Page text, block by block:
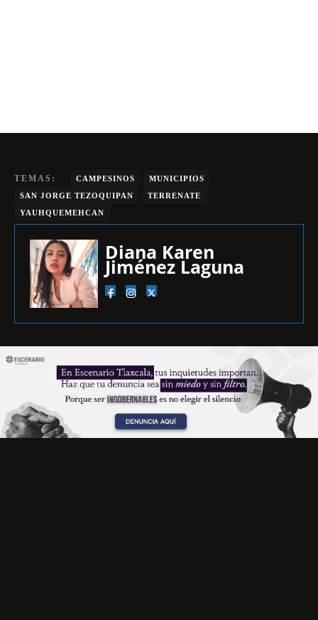
TEMAS: CAMPESINOS
MUNICIPIOS
SAN JORGE TEZOQUIPAN
TERRENATE
YAUHQUEMEHCAN
Diana Karen
Jiménez Laguna